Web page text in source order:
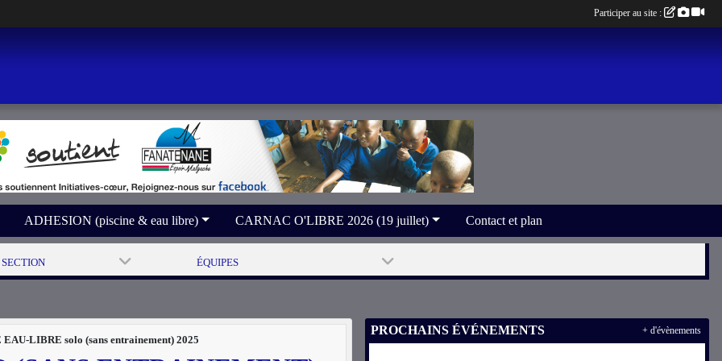
ADHESION (piscine & eau libre) CARNAC O'LIBRE 2026 (19 juillet) Contact et plan
ÉQUIPES
LIBRE solo (sans entrainement) 2025
PROCHAINS ÉVÉNEMENTS + d'évènements
Participer au site :